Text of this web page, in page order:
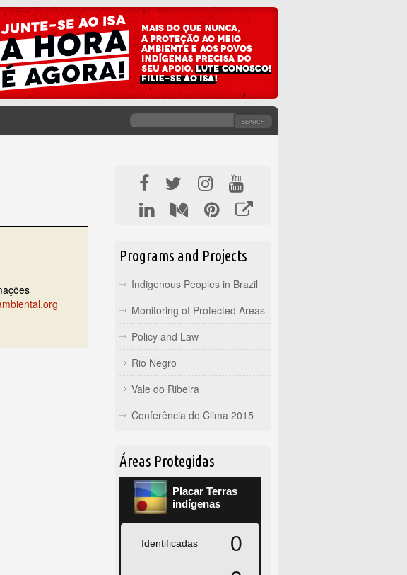
SEARCH FORM
SEARCH
Programs and Projects
Indigenous Peoples in Brazil
Monitoring of Protected Areas
Policy and Law
Rio Negro
Vale do Ribeira
Conferência do Clima 2015
Áreas Protegidas